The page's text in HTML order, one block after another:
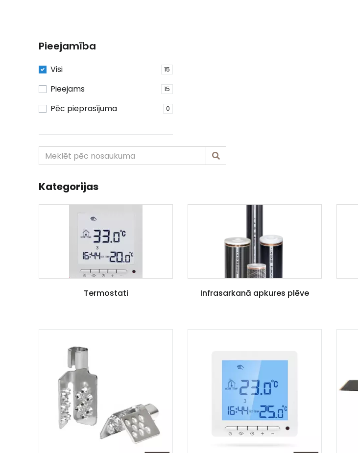
Pieejamība
Visi 15
Pieejams 15
Pēc pieprasījuma 0
Kategorijas
Termostati Infrasarkanā apkures plēve